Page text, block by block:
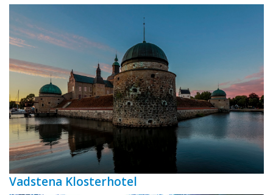
Vadstena Klosterhotel